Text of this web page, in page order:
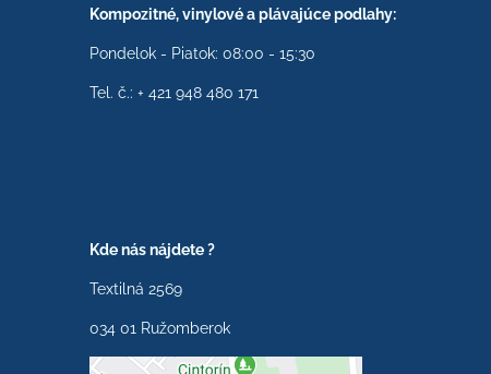
Kompozitné, vinylové a plávajúce podlahy:
Pondelok - Piatok: 08:00 - 15:30
Tel. č.: + 421 948 480 171
Kde nás nájdete ?
Textilná 2569
034 01 Ružomberok